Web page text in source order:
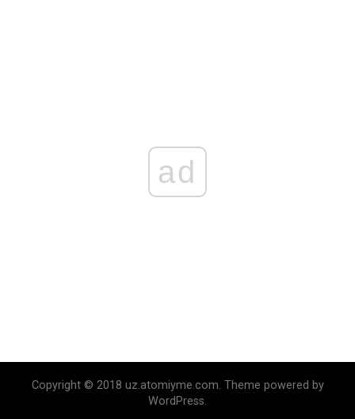
ad
Copyright © 2018 uz.atomiyme.com. Theme powered by
WordPress.